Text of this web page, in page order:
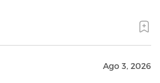
Ago 3, 2026